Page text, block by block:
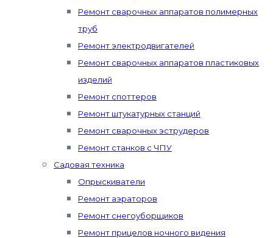
Ремонт сварочных аппаратов полимерных
труб
Ремонт электродвигателей
Ремонт сварочных аппаратов пластиковых
изделий
Ремонт споттеров
Ремонт штукатурных станций
Ремонт сварочных эструдеров
Ремонт станков с ЧПУ
Садовая техника
Опрыскиватели
Ремонт аэраторов
Ремонт снегоуборщиков
Ремонт прицелов ночного видения